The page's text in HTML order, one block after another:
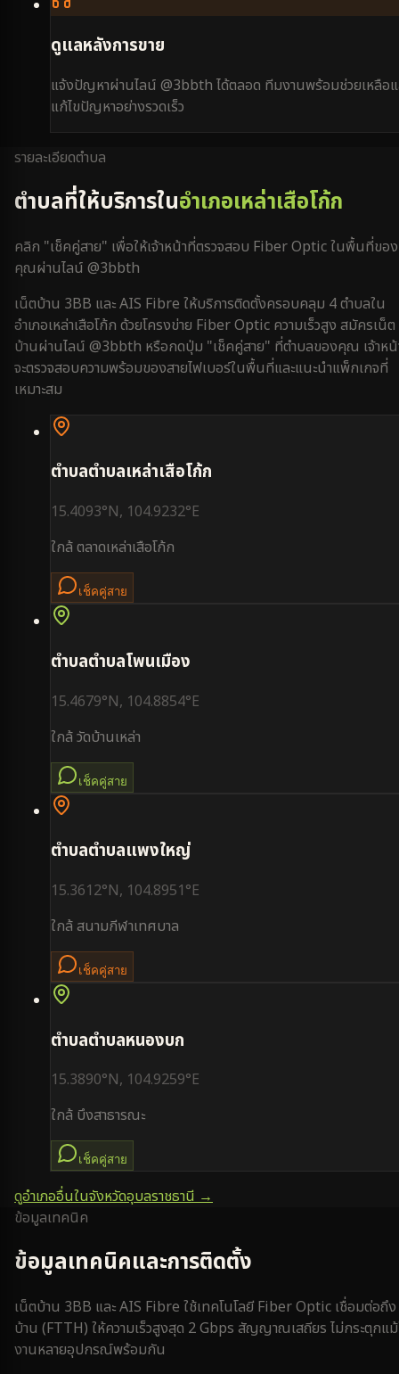
ดูแลหลังการขาย
แจ้งปัญหาผ่านไลน์ @3bbth ได้ตลอด ทีมงานพร้อมช่วยเหลือแ
แก้ไขปัญหาอย่างรวดเร็ว
รายละเอียดตำบล
ตำบลที่ให้บริการในอำเภอเหล่าเสือโก้ก
คลิก "เช็คคู่สาย" เพื่อให้เจ้าหน้าที่ตรวจสอบ Fiber Optic ในพื้นที่ของ
คุณผ่านไลน์ @3bbth
เน็ตบ้าน 3BB และ AIS Fibre ให้บริการติดตั้งครอบคลุม 4ตำบลใน
อำเภอเหล่าเสือโก้ก ด้วยโครงข่าย Fiber Optic ความเร็วสูง สมัครเน็ต
บ้านผ่านไลน์ @3bbth หรือกดปุ่ม "เช็คคู่สาย" ที่ตำบลของคุณ เจ้าห
จะตรวจสอบความพร้อมของสายไฟเบอร์ในพื้นที่และแนะนำแพ็กเกจที่
เหมาะสม
ตำบลตำบลเหล่าเสือโก้ก
15.4093°N, 104.9232°E
ใกล้ตลาดเหล่าเสือโก้ก
เช็คคู่สาย
ตำบลตำบลโพนเมือง
15.4679°N, 104.8854°E
ใกล้วัดบ้านเหล่า
เช็คคู่สาย
ตำบลตำบลแพงใหญ่
15.3612°N, 104.8951°E
ใกล้สนามกีฬาเทศบาล
เช็คคู่สาย
ตำบลตำบลหนองบก
15.3890°N, 104.9259°E
ใกล้ บึงสาธารณะ
เช็คคู่สาย
ดูอำเภออื่นในจังหวัดอุบลราชธานี→
ข้อมูลเทคนิค
ข้อมูลเทคนิคและการติดตั้ง
เน็ตบ้าน 3BB และ AIS Fibre ใช้เทคโนโลยี Fiber Optic เชื่อมต่อถึง
บ้าน (FTTH) ให้ความเร็วสูงสุด 2 Gbps สัญญาณเสถียร ไม่กระตุกแ
งานหลายอุปกรณ์พร้อมกัน